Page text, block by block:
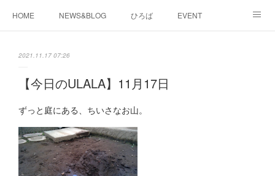
HOME NEWS&BLOG ひろば EVENT
2021.11.17 07:26
【今日のULALA】11月17日
ずっと庭にある、ちいさなお山。